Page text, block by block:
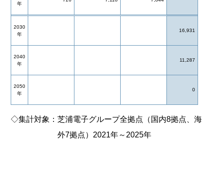
年
2030
年
16,931
2040
年
11,287
2050
年
0
◇集計対象：芝浦電子グループ全拠点（国内8拠点、海
外7拠点）2021年～2025年